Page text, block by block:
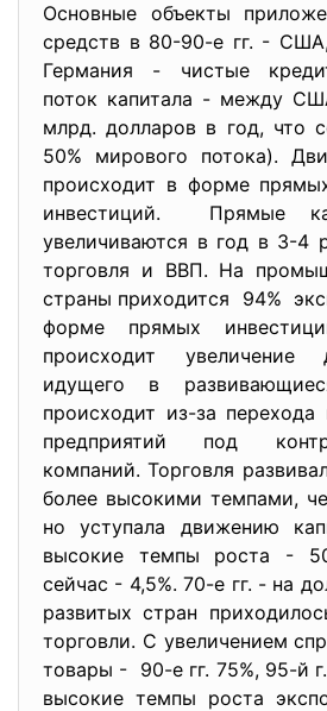
Основные объекты
средств в 80-90-е гг. -
Германия - чистые
поток капитала - между
млрд. долларов в год, что
50% мирового потока).
происходит в форме
инвестиций. Прямые
увеличиваются в год в 3-4
торговля и ВВП. На
страны приходится 94%
форме прямых
происходит увеличение
идущего в
происходит из-за перехода
предприятий под
компаний. Торговля
более высокими темпами,
но уступала движению
высокие темпы роста -
сейчас - 4,5%. 70-е гг. - на
развитых стран
торговли. С увеличением
товары - 90-е гг. 75%, 95-й
высокие темпы роста